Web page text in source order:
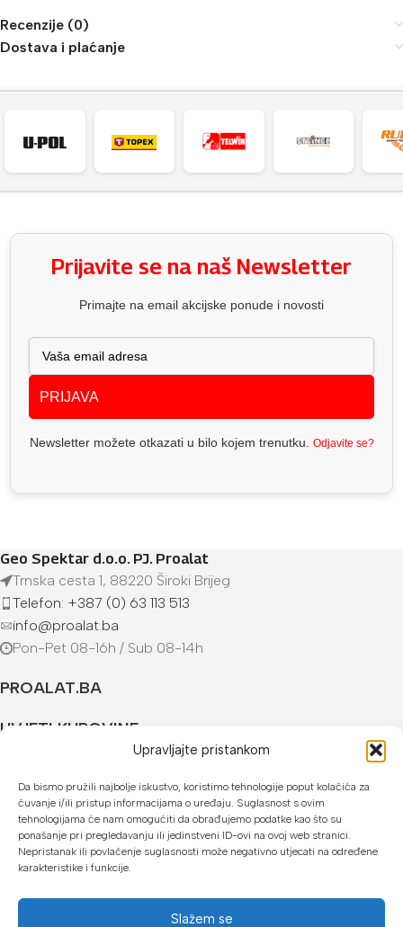
Upravljajte pristankom
Da bismo pružili najbolje iskustvo, koristimo tehnologije poput kolačića za
čuvanje i/ili pristup informacijama o uređaju. Suglasnost s ovim
tehnologijama će nam omogućiti da obrađujemo podatke kao što su
ponašanje pri pregledavanju ili jedinstveni ID-ovi na ovoj web stranici.
Nepristanak ili povlačenje suglasnosti može negativno utjecati na određene
karakteristike i funkcije.
Slažem se
Recenzije (0)
Dostava i plaćanje
Prijavite se na naš Newsletter
Primajte na email akcijske ponude i novosti
PRIJAVA
Newsletter možete otkazati u bilo kojem trenutku. Odjavite se?
Geo Spektar d.o.o. PJ. Proalat
Trnska cesta 1, 88220 Široki Brijeg
Telefon: +387 (0) 63 113 513
info@proalat.ba
Pon-Pet 08-16h / Sub 08-14h
PROALAT.BA
UVJETI KUPOVINE
U našoj web trgovini možete platiti:
Kreditnim karticama jednokratno ili do 24 rate
Općom uplatnicom, virmanom, internet bankarstvom
Gotovinom prilikom preuzimanja